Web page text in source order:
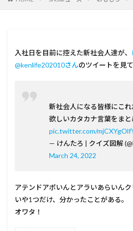
入社日を目前に控えた新社会人達が、
@kenlife202010さんのツイートを見
新社会人になる皆様にこ
欲しいカタカナ言葉をまと
pic.twitter.com/
— けんたろ | クイズ図解
March 24, 2022
アテンドアポいんとアラいあらいん
いや1つだけ、分かったことがある。
オワタ！